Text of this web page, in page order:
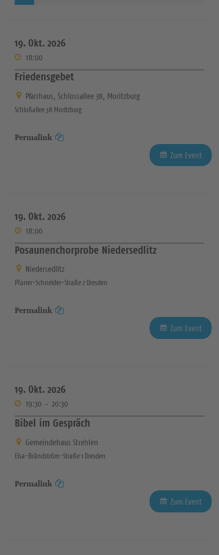
19. Okt. 2026
18:00
Friedensgebet
Pfarrhaus, Schlossallee 38, Moritzburg
Schloßallee 38 Moritzburg
Permalink
Zum Event
19. Okt. 2026
18:00
Posaunenchorprobe Niedersedlitz
Niedersedlitz
Pfarrer-Schneider-Straße 7 Dresden
Permalink
Zum Event
19. Okt. 2026
19:30 - 20:30
Bibel im Gespräch
Gemeindehaus Strehlen
Elsa-Brändström-Straße 1 Dresden
Permalink
Zum Event